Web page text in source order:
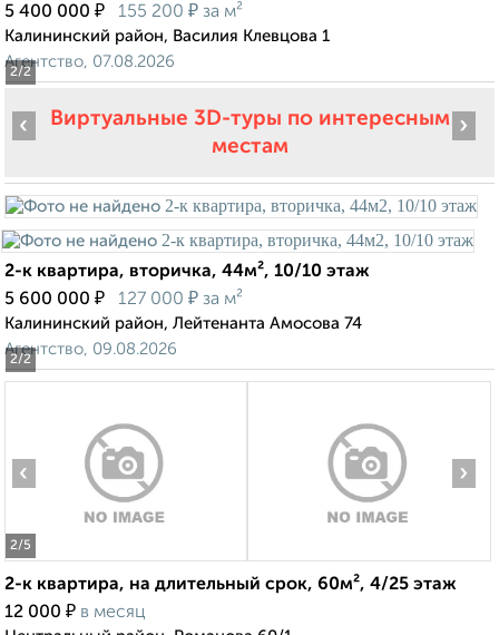
2/2
5 400 000 ₽ 155 200 ₽ за м²
Калининский район, Василия Клевцова 1
Агентство, 07.08.2026
Виртуальные 3D-туры по интересным
местам
2/2
‹ ›
2-к квартира, вторичка, 44м², 10/10 этаж
5 600 000 ₽ 127 000 ₽ за м²
Калининский район, Лейтенанта Амосова 74
Агентство, 09.08.2026
2/5
‹ ›
2-к квартира, на длительный срок, 60м², 4/25 этаж
12 000 ₽ в месяц